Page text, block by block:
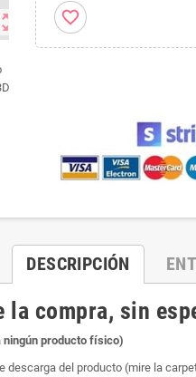
favorite_border
DESCRIPCIÓN
la compra, sin
ningún producto físico)
descarga del producto (mire la